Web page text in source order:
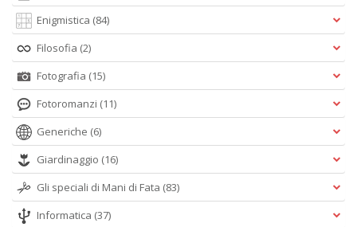
Enigmistica (84)
Filosofia (2)
Fotografia (15)
Fotoromanzi (11)
Generiche (6)
Giardinaggio (16)
Gli speciali di Mani di Fata (83)
Informatica (37)